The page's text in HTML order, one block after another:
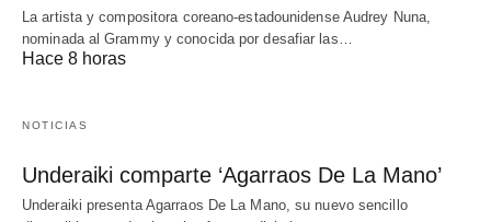
La artista y compositora coreano-estadounidense Audrey Nuna,
nominada al Grammy y conocida por desafiar las…
Hace 8 horas
NOTICIAS
Underaiki comparte ‘Agarraos De La Mano’
Underaiki presenta Agarraos De La Mano, su nuevo sencillo